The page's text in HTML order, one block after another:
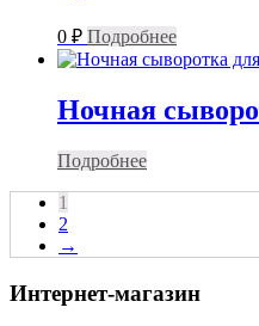
0 ₽ Подробнее
Ночная
Подробнее
1
2
→
Интернет-магазин